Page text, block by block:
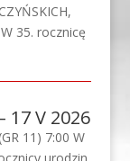
35. rocznicę
17 V 2026
11) 7:00 W